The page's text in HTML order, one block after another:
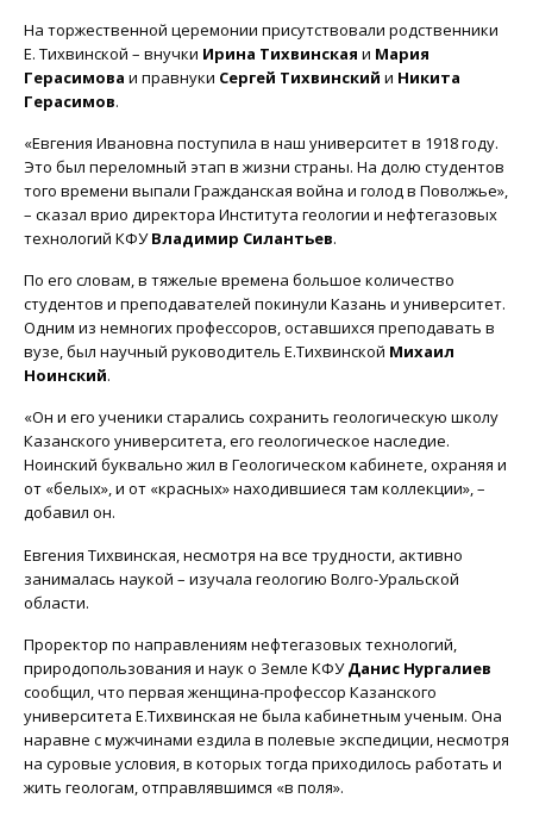
На торжественной церемонии присутствовали родственники
Е. Тихвинской – внучки Ирина Тихвинская и Мария
Герасимова и правнуки Сергей Тихвинский и Никита
Герасимов.
«Евгения Ивановна поступила в наш университет в 1918 году.
Это был переломный этап в жизни страны. На долю студентов
того времени выпали Гражданская война и голод в Поволжье»,
– сказал врио директора Института геологии и нефтегазовых
технологий КФУВладимир Силантьев.
По его словам, в тяжелые времена большое количество
студентов и преподавателей покинули Казань и университет.
Одним из немногих профессоров, оставшихся преподавать в
вузе, был научный руководитель Е.Тихвинской Михаил
Ноинский.
«Он и его ученики старались сохранить геологическую школу
Казанского университета, его геологическое наследие.
Ноинский буквально жил в Геологическом кабинете, охраняя и
от «белых», и от «красных» находившиеся там коллекции», –
добавил он.
Евгения Тихвинская, несмотря на все трудности, активно
занималась наукой – изучала геологию Волго-Уральской
области.
Проректор по направлениям нефтегазовых технологий,
природопользования и наук о Земле КФУДанис Нургалиев
сообщил, что первая женщина-профессор Казанского
университета Е.Тихвинская не была кабинетным ученым. Она
наравне с мужчинами ездила в полевые экспедиции, несмотря
на суровые условия, в которых тогда приходилось работать и
жить геологам, отправлявшимся «в поля».